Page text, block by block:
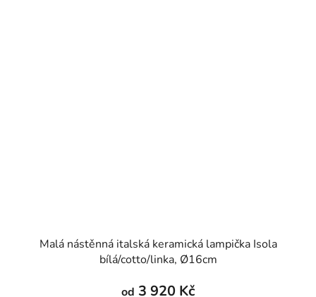
Malá nástěnná italská keramická lampička Isola
bílá/cotto/linka, Ø16cm
od 3 920 Kč